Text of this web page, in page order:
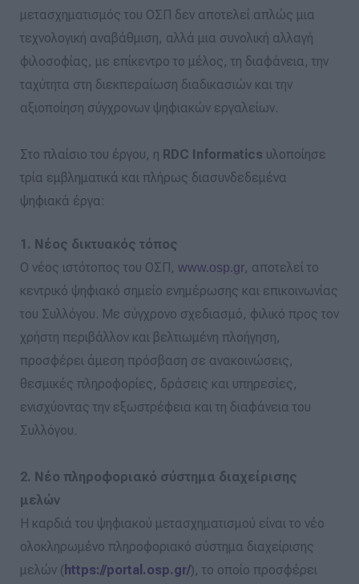
μετασχηματισμός του ΟΣΠ δεν αποτελεί απλώς μια
τεχνολογική αναβάθμιση, αλλά μια συνολική αλλαγή
φιλοσοφίας, με επίκεντρο το μέλος, τη διαφάνεια, την
ταχύτητα στη διεκπεραίωση διαδικασιών και την
αξιοποίηση σύγχρονων ψηφιακών εργαλείων.
Στο πλαίσιο του έργου, η RDC Informatics υλοποίησε
τρία εμβληματικά και πλήρως διασυνδεδεμένα
ψηφιακά έργα:
1. Νέος δικτυακός τόπος
Ο νέος ιστότοπος του ΟΣΠ, www.osp.gr, αποτελεί το
κεντρικό ψηφιακό σημείο ενημέρωσης και επικοινωνίας
του Συλλόγου. Με σύγχρονο σχεδιασμό, φιλικό προς τον
χρήστη περιβάλλον και βελτιωμένη πλοήγηση,
προσφέρει άμεση πρόσβαση σε ανακοινώσεις,
θεσμικές πληροφορίες, δράσεις και υπηρεσίες,
ενισχύοντας την εξωστρέφεια και τη διαφάνεια του
Συλλόγου.
2. Νέο πληροφοριακό σύστημα διαχείρισης
μελών
Η καρδιά του ψηφιακού μετασχηματισμού είναι το νέο
ολοκληρωμένο πληροφοριακό σύστημα διαχείρισης
μελών ( https://portal.osp.gr/), το οποίο προσφέρει